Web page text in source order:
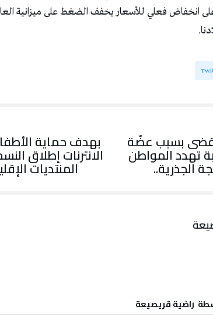
انخفاض فعلي للأسعار يخفف الضغط على ميزانية
بسبب عضّة
تهدد المواطن
الجذرية..
بهدف حماية
الانترنات إطلاق
المنتديات
راضية قريصيعة